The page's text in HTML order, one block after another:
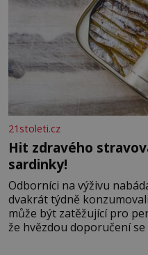
21stoleti.cz
Hit zdravého
sardinky!
Odborníci na výživu
dvakrát týdně
může být zatěžující pro
že hvězdou doporučení